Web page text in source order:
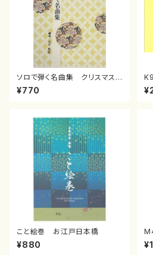
ソロで弾く名曲集 クリスマス・
イブ／恋人がサンタクロース(
箏独奏 /大平光美 編曲/楽
¥770
め
楽
こと絵巻 お江戸日本橋
¥880
（
宮